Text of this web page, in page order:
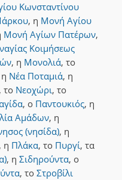
Κωνσταντίνου
, η Μονή Αγίου
Μονή Αγίων Πατέρων,
Κοιμήσεως
, η Μονολιά, το
η Νέα Ποταμιά, η
, το Νεοχώρι, το
, ο Παντουκιός, η
Αμάδων, η
(νησίδα), η
, η Πλάκα, το Πυργί, τα
, η Σιδηρούντα, ο
, το Στροβίλι